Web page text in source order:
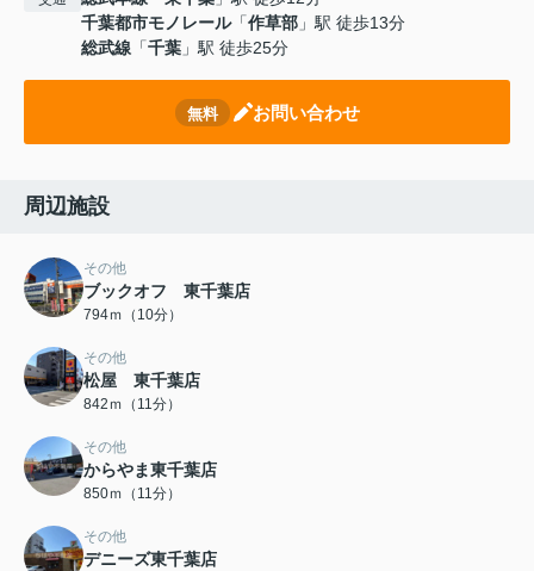
千葉都市モノレール「作草部 」駅 徒歩13分
総武線 「千葉 」駅 徒歩25分
無料 お問い合わせ
周辺施設
その他
ブックオフ 東千葉店
794ｍ（10分）
その他
松屋 東千葉店
842ｍ（11分）
その他
からやま東千葉店
850ｍ（11分）
その他
デニーズ東千葉店